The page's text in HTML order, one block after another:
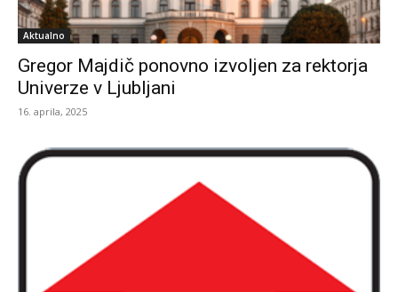
Aktualno
Gregor Majdič ponovno izvoljen za rektorja
Univerze v Ljubljani
16. aprila, 2025